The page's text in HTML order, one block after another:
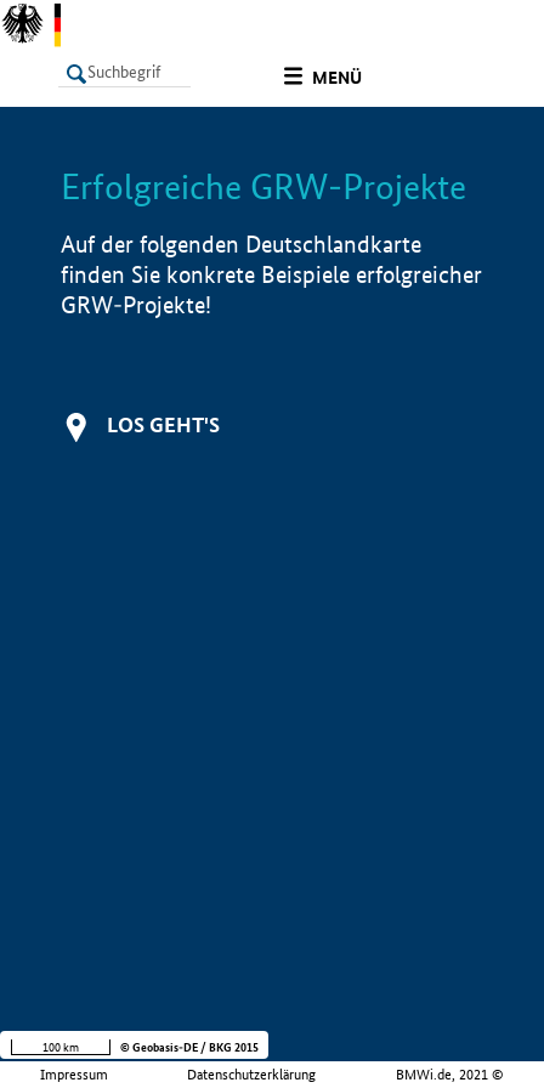
MENÜ
LISTE Info
Erfolgreiche GRW-Projekte
Auf der folgenden Deutschlandkarte
finden Sie konkrete Beispiele erfolgreicher
GRW-Projekte!
LOS GEHT'S
Impressum Datenschutzerklärung BMWi.de, 2021 ©
100 km © Geobasis-DE / BKG 2015